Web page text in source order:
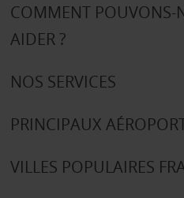
COMMENT POUVONS-
AIDER ?
NOS SERVICES
PRINCIPAUX
VILLES POPULAIRES